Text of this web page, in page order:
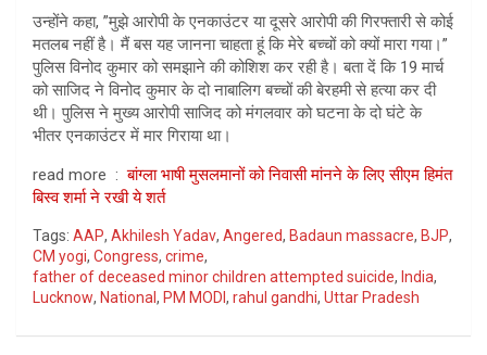
उन्होंने कहा, ”मुझे आरोपी के एनकाउंटर या दूसरे आरोपी की गिरफ्तारी से कोई
मतलब नहीं है। मैं बस यह जानना चाहता हूं कि मेरे बच्चों को क्यों मारा गया।”
पुलिस विनोद कुमार को समझाने की कोशिश कर रही है। बता दें कि 19 मार्च
को साजिद ने विनोद कुमार के दो नाबालिग बच्चों की बेरहमी से हत्या कर दी
थी। पुलिस ने मुख्य आरोपी साजिद को मंगलवार को घटना के दो घंटे के
भीतर एनकाउंटर में मार गिराया था।
read more :बांग्ला भाषी मुसलमानों को निवासी मांनने के लिए सीएम हिमंत
बिस्व शर्मा ने रखी ये शर्त
Tags: AAP, Akhilesh Yadav, Angered, Badaun massacre, BJP,
CM yogi, Congress, crime,
father of deceased minor children attempted suicide, India,
Lucknow, National , PM MODI , rahul gandhi, Uttar Pradesh